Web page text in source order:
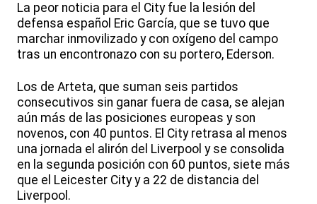
La peor noticia para el City fue la lesión del
defensa español Eric García, que se tuvo que
marchar inmovilizado y con oxígeno del campo
tras un encontronazo con su portero, Ederson.
Los de Arteta, que suman seis partidos
consecutivos sin ganar fuera de casa, se alejan
aún más de las posiciones europeas y son
novenos, con 40 puntos. El City retrasa al menos
una jornada el alirón del Liverpool y se consolida
en la segunda posición con 60 puntos, siete más
que el Leicester City y a 22 de distancia del
Liverpool.